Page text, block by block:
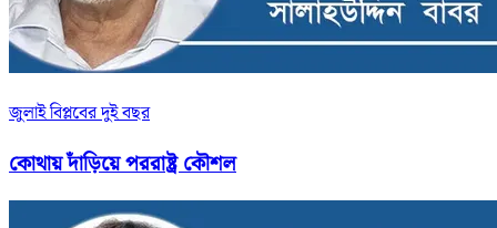
জুলাই বিপ্লবের দুই বছর
কোথায় দাঁড়িয়ে পররাষ্ট্র কৌশল